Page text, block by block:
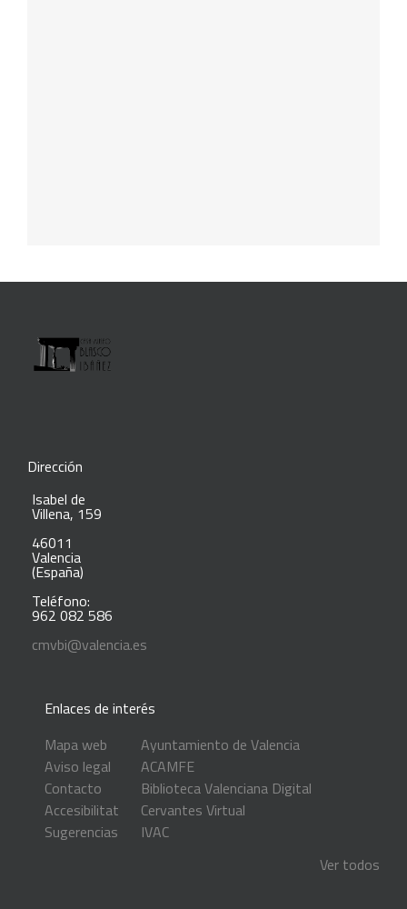
Dirección
Isabel de
Villena, 159
46011
Valencia
(España)
Teléfono:
962 082 586
cmvbi@valencia.es
Enlaces de interés
Mapa web
Aviso legal
Contacto
Accesibilitat
Sugerencias
Ayuntamiento de Valencia
ACAMFE
Biblioteca Valenciana Digital
Cervantes Virtual
IVAC
Ver todos